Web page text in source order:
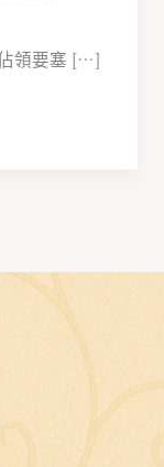
領要塞 […]